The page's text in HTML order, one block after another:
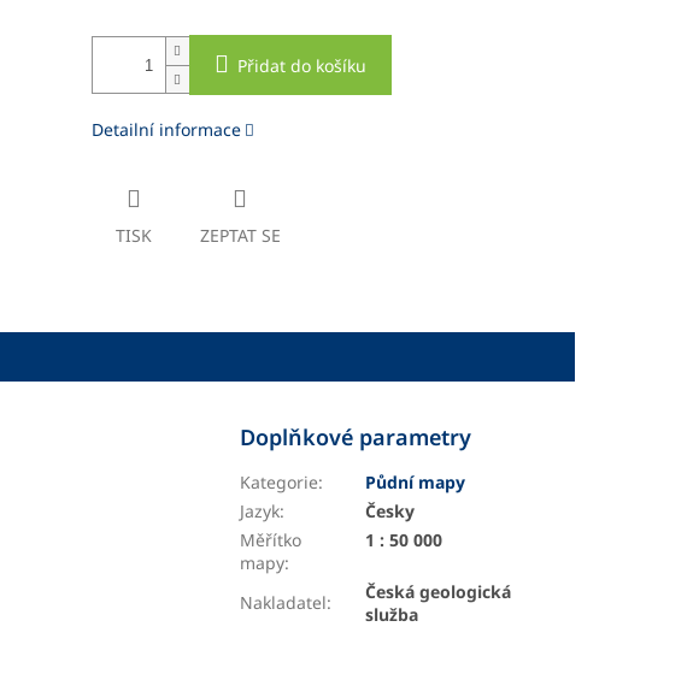
Přidat do košíku
Detailní informace
TISK ZEPTAT SE
Doplňkové parametry
Kategorie:
Půdní mapy
Jazyk:
Česky
Měřítko
mapy:
1 : 50 000
Nakladatel:
Česká geologická
služba